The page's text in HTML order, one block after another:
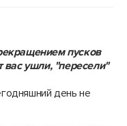
пусков
вас ушли, "пересели"
день не